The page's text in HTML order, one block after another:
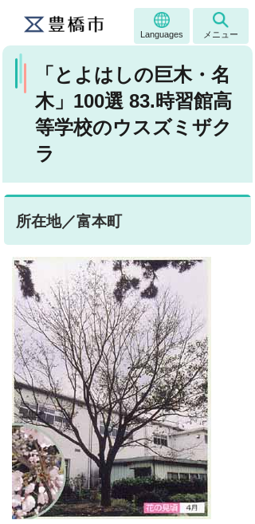
Languages メニュー
「とよはしの巨木・名
木」100選 83.時習館高
等学校のウスズミザク
ラ
所在地／富本町